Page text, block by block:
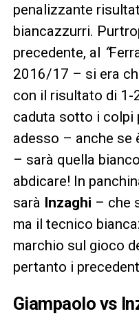
penalizzante
biancazzurri.
precedente, al “
2016/17 – si era
con il risultato di 1-
caduta sotto i colpi
adesso – anche se
– sarà quella
abdicare! In
sarà Inzaghi – che
ma il tecnico
marchio sul gioco
pertanto i
Giampaolo vs